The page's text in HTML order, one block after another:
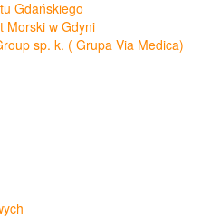
Gdańskiego
Morski w Gdyni
sp. k. ( Grupa Via Medica)